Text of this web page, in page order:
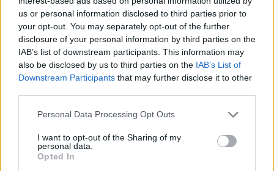
us or personal information disclosed to third parties prior to
your opt-out. You may separately opt-out of the further
disclosure of your personal information by third parties on the
IAB’s list of downstream participants. This information may
also be disclosed by us to third parties on the IAB’s List of
Downstream Participants that may further disclose it to other
Personal Data Processing Opt Outs
I want to opt-out of the Sharing of my
personal data.
Opted In
προσπαθούν να δώσουν στα παιδιά τους να
καταλάβουν τι ακριβώς συμβαίνει, πώς θα τα
κάνουν να μην φοβούνται. Τα παιδιά
προσπαθούν να καταλάβουν όπως λένε οι
γονείς το πώς μπορούν να βοηθήσουν ενώ
συγκλονιστικές είναι οι εικόνες των
οικογενειών που μετακινούνται από περιοχή